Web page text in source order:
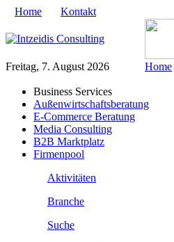
Home Kontakt
Freitag, 7. August 2026 Home
Business Services
Außenwirtschaftsberatung
E-Commerce Beratung
Media Consulting
B2B Marktplatz
Firmenpool
Aktivitäten
Branche
Suche